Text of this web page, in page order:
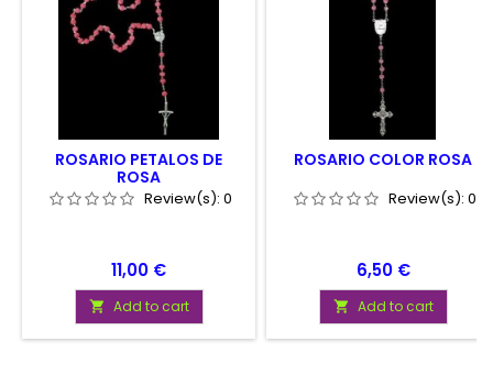
ROSARIO PETALOS DE
ROSA
Review(s): 0
Price
11,00 €
 Add to cart
ROSARIO COLOR ROSA
Review(s): 0
Price
6,50 €
 Add to cart